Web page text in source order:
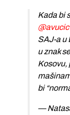
Kada bi
@avucic
SAJ-a u
u znak
Kosovu,
bi
—